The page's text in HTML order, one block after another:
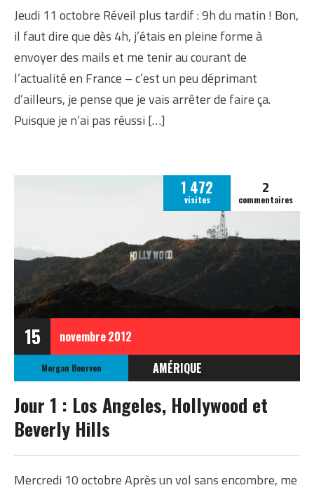
Jeudi 11 octobre Réveil plus tardif : 9h du matin ! Bon,
il faut dire que dès 4h, j’étais en pleine forme à
envoyer des mails et me tenir au courant de
l’actualité en France – c’est un peu déprimant
d’ailleurs, je pense que je vais arrêter de faire ça.
Puisque je n’ai pas réussi […]
15 novembre2012
1 472
visites
2
commentaires
Morgan Bourven
AMÉRIQUE
ÉTATS-UNIS
Jour 1 : Los Angeles, Hollywood et
Beverly Hills
Mercredi 10 octobre Après un vol sans encombre, me